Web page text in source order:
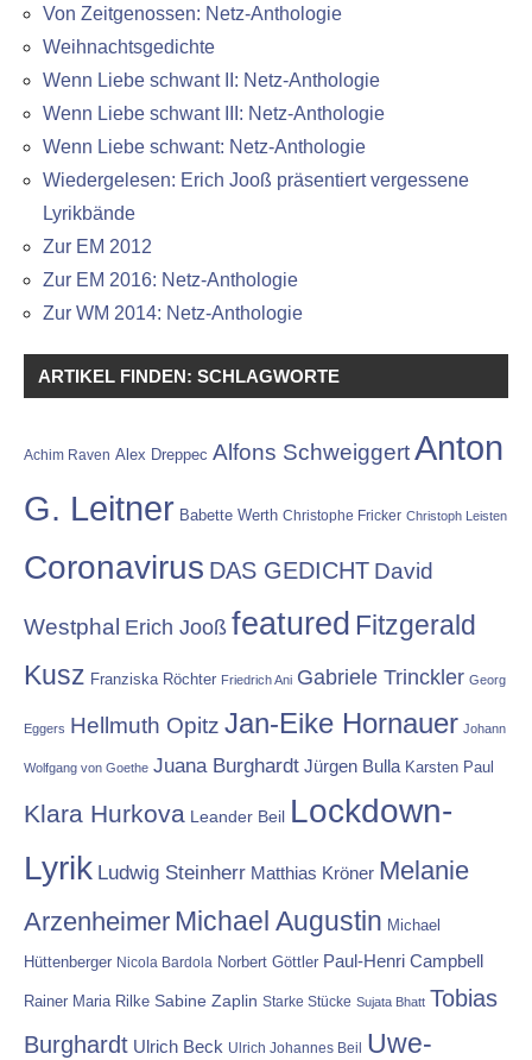
Von Zeitgenossen: Netz-Anthologie
Weihnachtsgedichte
Wenn Liebe schwant II: Netz-Anthologie
Wenn Liebe schwant III: Netz-Anthologie
Wenn Liebe schwant: Netz-Anthologie
Wiedergelesen: Erich Jooß präsentiert vergessene
Lyrikbände
Zur EM 2012
Zur EM 2016: Netz-Anthologie
Zur WM 2014: Netz-Anthologie
ARTIKEL FINDEN: SCHLAGWORTE
Achim Raven Alex Dreppec Alfons SchweiggertAnton
G. Leitner Babette Werth Christophe Fricker Christoph Leisten
Coronavirus DAS GEDICHT David
Westphal Erich Jooß featured Fitzgerald
Kusz Franziska Röchter Friedrich Ani Gabriele Trinckler Georg
Eggers Hellmuth Opitz Jan-Eike Hornauer Johann
Wolfgang von Goethe Juana Burghardt Jürgen Bulla Karsten Paul
Klara Hurkova Leander Beil Lockdown-
Lyrik Ludwig Steinherr Matthias Kröner Melanie
Arzenheimer Michael Augustin Michael
Hüttenberger Nicola Bardola Norbert Göttler Paul-Henri Campbell
Rainer Maria Rilke Sabine Zaplin Starke Stücke Sujata Bhatt Tobias
Burghardt Ulrich Beck Ulrich Johannes Beil Uwe-